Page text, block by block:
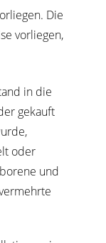
Die
vorliegen,
in die
gekauft
oder
und